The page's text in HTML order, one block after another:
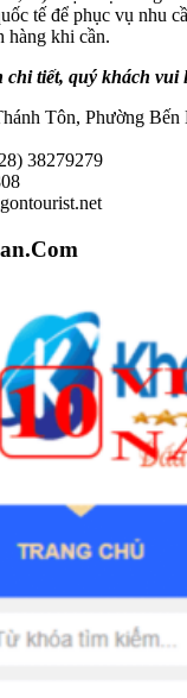
tế để phục vụ nhu
hàng khi cần.
chi tiết, quý khách vui
Tôn, Phường Bến
38279279